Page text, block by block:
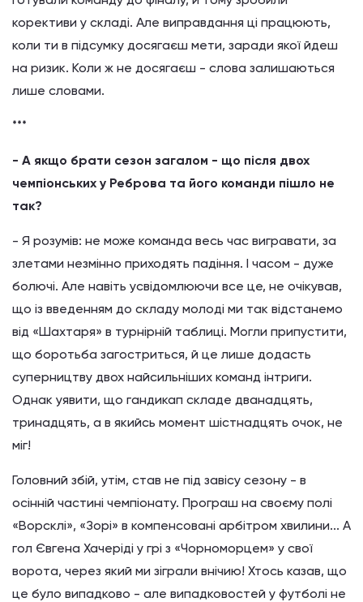
корективи у складі. Але виправдання ці працюють,
коли ти в підсумку досягаєш мети, заради якої йдеш
на ризик. Коли ж не досягаєш - слова залишаються
лише словами.
***
- А якщо брати сезон загалом - що після двох
чемпіонських у Реброва та його команди пішло не
так?
- Я розумів: не може команда весь час вигравати, за
злетами незмінно приходять падіння. І часом - дуже
болючі. Але навіть усвідомлюючи все це, не очікував,
що із введенням до складу молоді ми так відстанемо
від «Шахтаря» в турнірній таблиці. Могли припустити,
що боротьба загостриться, й це лише додасть
суперництву двох найсильніших команд інтриги.
Однак уявити, що гандикап складе дванадцять,
тринадцять, а в якийсь момент шістнадцять очок, не
міг!
Головний збій, утім, став не під завісу сезону - в
осінній частині чемпіонату. Програш на своєму полі
«Ворсклі», «Зорі» в компенсовані арбітром хвилини... А
гол Євгена Хачеріді у грі з «Чорноморцем» у свої
ворота, через який ми зіграли внічию! Хтось казав, що
це було випадково - але випадковостей у футболі не